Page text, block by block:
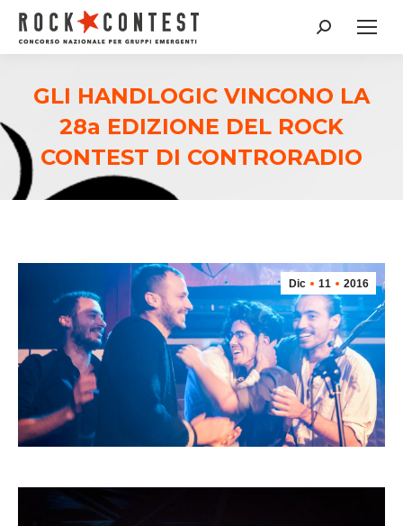
Cerca:
GLI HANDLOGIC VINCONO LA
28a EDIZIONE DEL ROCK
CONTEST DI CONTRORADIO
Dic 11 2016